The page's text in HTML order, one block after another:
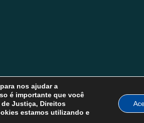
nos ajudar a
é importante que você
de Justiça, Direitos
estamos utilizando e